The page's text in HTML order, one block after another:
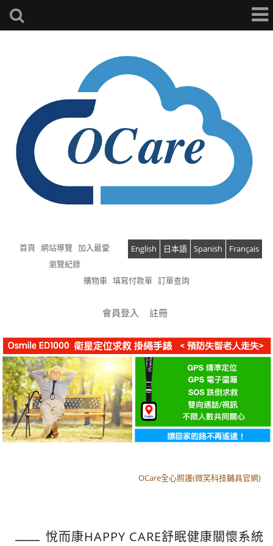
首頁 網站導覽 加入最愛 English 日本語 Spanish
Français
瀏覽紀錄
購物車 填寫付款單 訂單查詢
會員登入 註冊
OCare全心照護(微笑科技輔具官網)
悅而康HAPPY CARE舒眠健康關懷系統